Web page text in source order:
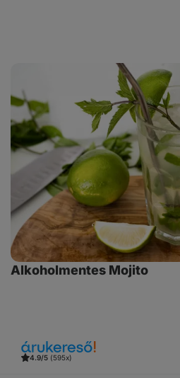
Alkoholmentes Mojito
4.9/5 (595x)